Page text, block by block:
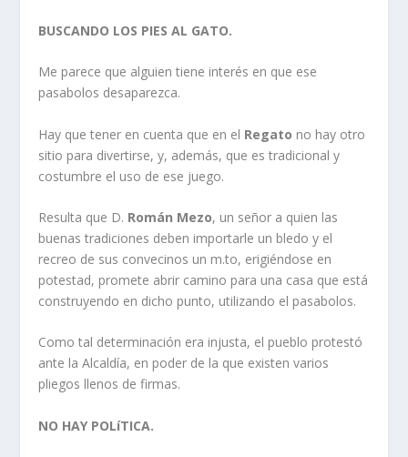
BUSCANDO LOS PIES AL GATO.
Me parece que alguien tiene interés en que ese
pasabolos desaparezca.
Hay que tener en cuenta que en el Regato no hay otro
sitio para divertirse, y, además, que es tradicional y
costumbre el uso de ese juego.
Resulta que D. Román Mezo, un señor a quien las
buenas tradiciones deben importarle un bledo y el
recreo de sus convecinos un m.to, erigiéndose en
potestad, promete abrir camino para una casa que está
construyendo en dicho punto, utilizando el pasabolos.
Como tal determinación era injusta, el pueblo protestó
ante la Alcaldí­a, en poder de la que existen varios
pliegos llenos de firmas.
NO HAY POLíTICA.